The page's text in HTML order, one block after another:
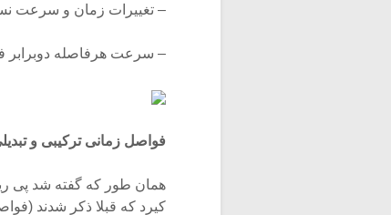
– تغییرات زمان و سرعت
– سرعت هرفاصله دوبرابر
فواصل زمانی ترکیبی و
همان طور که گفته شد پی